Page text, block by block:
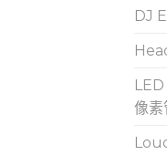
DJ
像素